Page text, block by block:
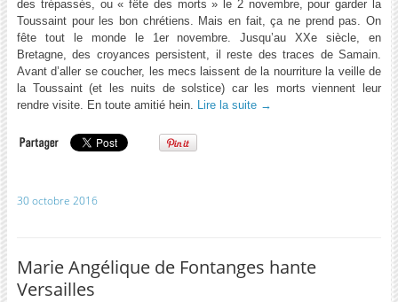
des trépassés, ou « fête des morts » le 2 novembre, pour garder la
Toussaint pour les bon chrétiens. Mais en fait, ça ne prend pas. On
fête tout le monde le 1er novembre. Jusqu’au XXe siècle, en
Bretagne, des croyances persistent, il reste des traces de Samain.
Avant d’aller se coucher, les mecs laissent de la nourriture la veille de
la Toussaint (et les nuits de solstice) car les morts viennent leur
rendre visite. En toute amitié hein. Lire la suite →
30 octobre 2016
Marie Angélique de Fontanges hante
Versailles